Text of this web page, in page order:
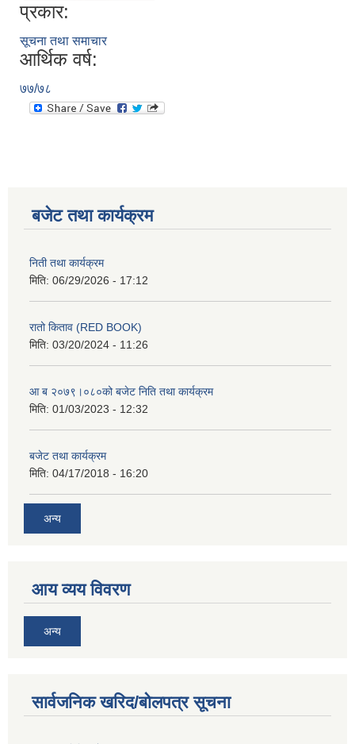
प्रकार:
सूचना तथा समाचार
आर्थिक वर्ष:
७७/७८
बजेट तथा कार्यक्रम
निती तथा कार्यक्रम
मिति: 06/29/2026 - 17:12
रातो किताव (RED BOOK)
मिति: 03/20/2024 - 11:26
आ ब २०७९।०८०को बजेट निति तथा कार्यक्रम
मिति: 01/03/2023 - 12:32
बजेट तथा कार्यक्रम
मिति: 04/17/2018 - 16:20
अन्य
आय व्यय विवरण
अन्य
सार्वजनिक खरिद/बोलपत्र सूचना